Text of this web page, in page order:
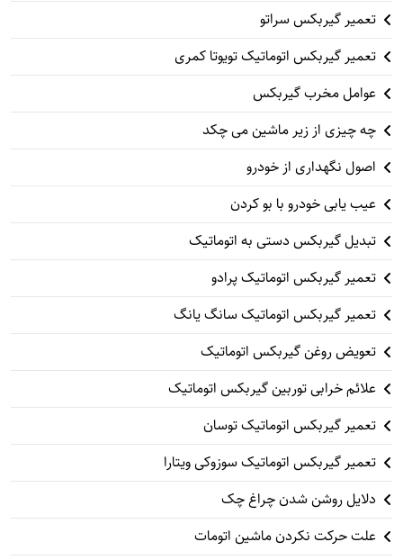
تعمیر گیربکس سراتو
تعمیر گیربکس اتوماتیک تویوتا کمری
عوامل مخرب گیربکس
چه چیزی از زیر ماشین می چکد
اصول نگهداری از خودرو
عیب یابی خودرو با بو کردن
تبدیل گیربکس دستی به اتوماتیک
تعمیر گیربکس اتوماتیک پرادو
تعمیر گیربکس اتوماتیک سانگ یانگ
تعویض روغن گیربکس اتوماتیک
علائم خرابی توربین گیربکس اتوماتیک
تعمیر گیربکس اتوماتیک توسان
تعمیر گیربکس اتوماتیک سوزوکی ویتارا
دلایل روشن شدن چراغ چک
علت حرکت نکردن ماشین اتومات